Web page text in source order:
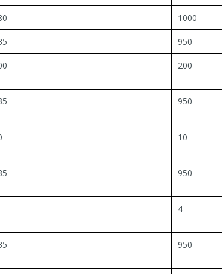
1000
950
200
950
10
950
4
950